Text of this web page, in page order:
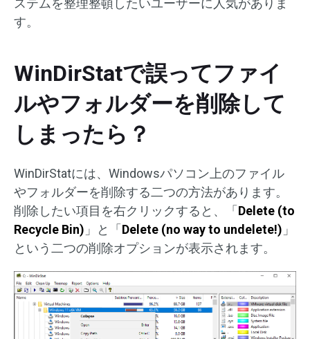
ステムを整理整頓したいユーザーに人気がありま
す。
WinDirStatで誤ってファイ
ルやフォルダーを削除して
しまったら？
WinDirStatには、Windowsパソコン上のファイル
やフォルダーを削除する二つの方法があります。
削除したい項目を右クリックすると、「 Delete (to
Recycle Bin) 」と「 Delete (no way to undelete!) 」
という二つの削除オプションが表示されます。